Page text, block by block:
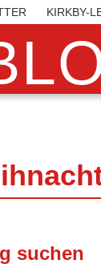
KIRKBY-
suchen